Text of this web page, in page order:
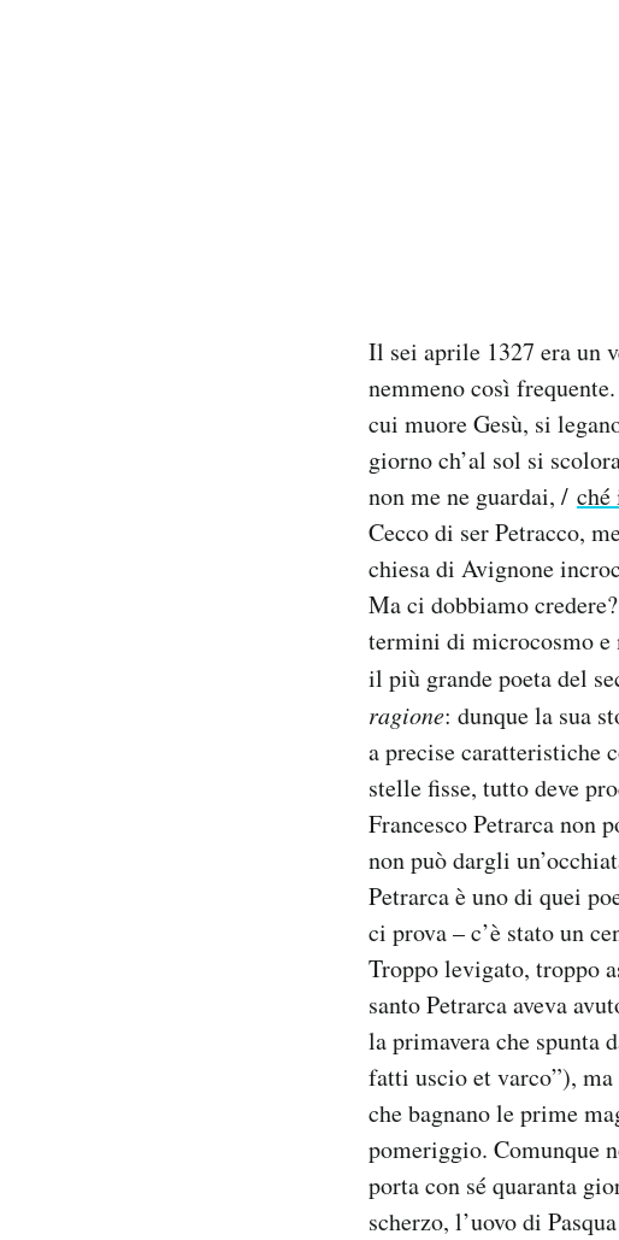
Il sei aprile 1327 era un
nemmeno così
cui muore Gesù, si
giorno ch’al sol si
non me ne guardai, / ché
Cecco di ser Petracco,
chiesa di Avignone
Ma ci dobbiamo
termini di microcosmo e
il più grande poeta del
ragione: dunque la sua
a precise caratteristiche
stelle fisse, tutto deve
Francesco Petrarca non
non può dargli
Petrarca è uno di quei
ci prova – c’è stato un
Troppo levigato, troppo
santo Petrarca aveva
la primavera che spunta
fatti uscio et varco”), ma
che bagnano le prime
pomeriggio. Comunque
porta con sé quaranta
scherzo, l’uovo di